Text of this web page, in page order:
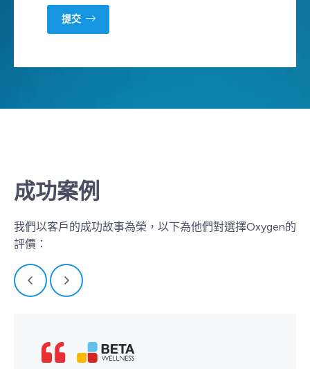
成功案例
我們以客戶的成功故事為榮，以下為他們對選擇Oxygen的
評價：